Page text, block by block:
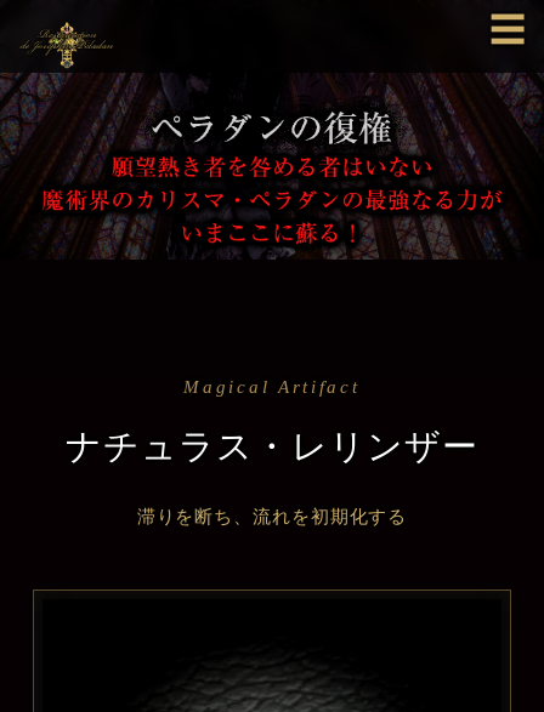
☰
Magical Artifact
ナチュラス・レリンザー
滞りを断ち、流れを初期化する